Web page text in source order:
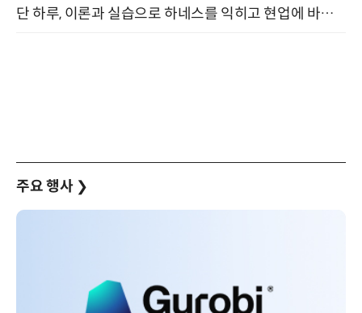
단 하루, 이론과 실습으로 하네스를 익히고 현업에 바로 쓰는 핸즈온 워크숍 (8/20)
주요 행사 ❯